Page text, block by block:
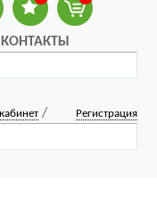
КОНТАКТЫ
/ Регистрация